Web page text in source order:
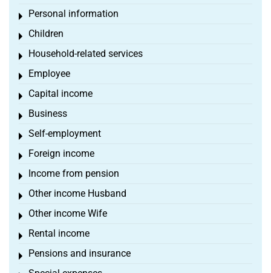
Personal information
Toggle menu
Children
Toggle menu
Household-related services
Toggle menu
Employee
Toggle menu
Capital income
Toggle menu
Business
Toggle menu
Self-employment
Toggle menu
Foreign income
Toggle menu
Income from pension
Toggle menu
Other income Husband
Toggle menu
Other income Wife
Toggle menu
Rental income
Toggle menu
Pensions and insurance
Toggle menu